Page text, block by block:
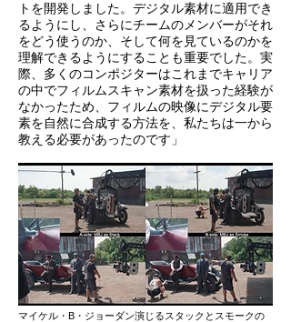
トを開発しました。デジタル素材に適用でき
るようにし、さらにチームのメンバーがそれ
をどう使うのか、そして何を見ているのかを
理解できるようにすることも重要でした。実
際、多くのコンポジターはこれまでキャリア
の中でフィルムスキャン素材を扱った経験が
なかったため、フィルムの映像にデジタル要
素を自然に合成する方法を、私たちは一から
教える必要があったのです」
マイケル・B・ジョーダン演じるスタックとスモークの